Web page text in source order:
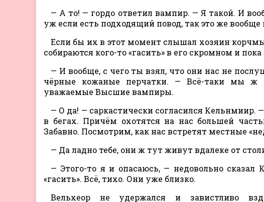
— А то! — гордо ответил вампир. — Я такой. И
уж если есть подходящий повод, так это же вообще
Если бы их в этот момент слышал хозяин
собираются кого-то «гасить» в его скромном и
— И вообще, с чего ты взял, что они нас не
чёрные кожаные перчатки. — Всё-таки мы ж
уважаемые Высшие вампиры.
— О да! — саркастически согласился
в бегах. Причём охотятся на нас большей
Забавно. Посмотрим, как нас встретят местные
— Да ладно тебе, они ж тут живут вдалеке от
— Этого-то я и опасаюсь, — недовольно
«гасить». Всё, тихо. Они уже близко.
Вельхеор не удержался и завистливо